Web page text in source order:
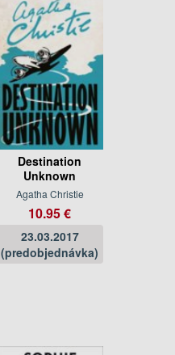
Destination
Unknown
Agatha Christie
10.95 €
23.03.2017
(predobjednávka)